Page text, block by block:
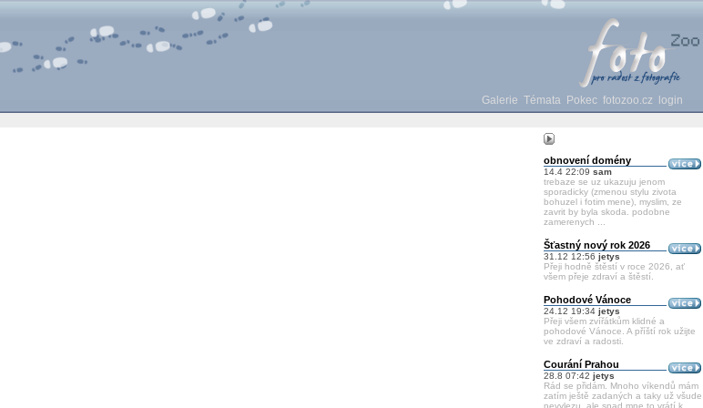
Galerie Témata Pokec fotozoo.cz login
obnovení domény
14.4 22:09 sam
trebaze se uz ukazuju jenom
sporadicky (zmenou stylu zivota
bohuzel i fotim mene), myslim, ze
zavrit by byla skoda. podobne
zamerenych ...
Šťastný nový rok 2026
31.12 12:56 jetys
Přeji hodně štěstí v roce 2026, ať
všem přeje zdraví a štěstí.
Pohodové Vánoce
24.12 19:34 jetys
Přeji všem zvířátkům klidné a
pohodové Vánoce. A příští rok užijte
ve zdraví a radosti.
Courání Prahou
28.8 07:42 jetys
Rád se přidám. Mnoho víkendů mám
zatím ještě zadaných a taky už všude
nevylezu, ale snad mne to vrátí k ...